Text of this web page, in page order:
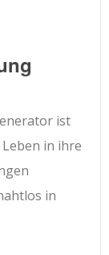
ist
in ihre
in